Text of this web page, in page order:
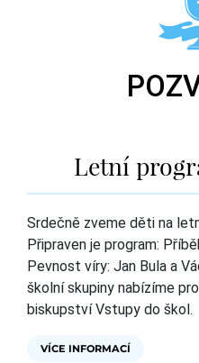
Letní
Srdečně zveme děti na
Připraven je program:
Pevnost víry: Jan Bula a
školní skupiny nabízíme
biskupství Vstupy do škol.
VÍCE INFORMACÍ